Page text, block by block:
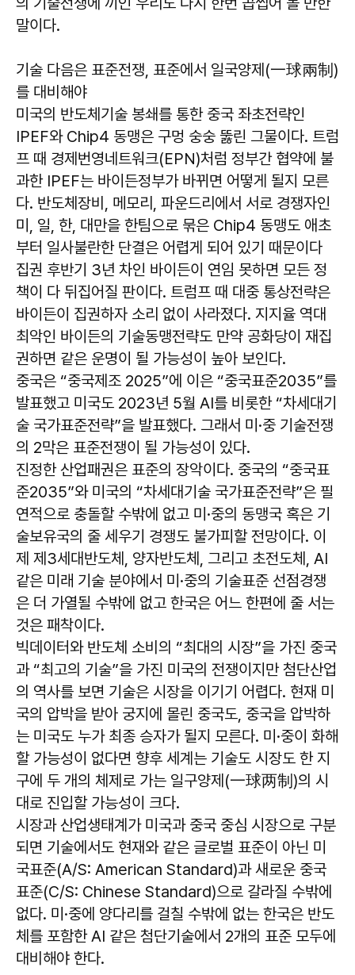
말이다.
기술 다음은 표준전쟁, 표준에서 일국양제(一球兩制)
를 대비해야
미국의 반도체기술 봉쇄를 통한 중국 좌초전략인
IPEF와 Chip4 동맹은 구멍 숭숭 뚫린 그물이다. 트럼
프 때 경제번영네트워크(EPN)처럼 정부간 협약에 불
과한 IPEF는 바이든정부가 바뀌면 어떻게 될지 모른
다. 반도체장비, 메모리, 파운드리에서 서로 경쟁자인
미, 일, 한, 대만을 한팀으로 묶은 Chip4 동맹도 애초
부터 일사불란한 단결은 어렵게 되어 있기 때문이다
집권 후반기 3년 차인 바이든이 연임 못하면 모든 정
책이 다 뒤집어질 판이다. 트럼프 때 대중 통상전략은
바이든이 집권하자 소리 없이 사라졌다. 지지율 역대
최악인 바이든의 기술동맹전략도 만약 공화당이 재집
권하면 같은 운명이 될 가능성이 높아 보인다.
중국은 “중국제조 2025”에 이은 “중국표준2035”를
발표했고 미국도 2023년 5월 AI를 비롯한 “차세대기
술 국가표준전략”을 발표했다. 그래서 미·중 기술전쟁
의 2막은 표준전쟁이 될 가능성이 있다.
진정한 산업패권은 표준의 장악이다. 중국의 “중국표
준2035”와 미국의 “차세대기술 국가표준전략”은 필
연적으로 충돌할 수밖에 없고 미·중의 동맹국 혹은 기
술보유국의 줄 세우기 경쟁도 불가피할 전망이다. 이
제 제3세대반도체, 양자반도체, 그리고 초전도체, AI
같은 미래 기술 분야에서 미·중의 기술표준 선점경쟁
은 더 가열될 수밖에 없고 한국은 어느 한편에 줄 서는
것은 패착이다.
빅데이터와 반도체 소비의 “최대의 시장”을 가진 중국
과 “최고의 기술”을 가진 미국의 전쟁이지만 첨단산업
의 역사를 보면 기술은 시장을 이기기 어렵다. 현재 미
국의 압박을 받아 궁지에 몰린 중국도, 중국을 압박하
는 미국도 누가 최종 승자가 될지 모른다. 미·중이 화해
할 가능성이 없다면 향후 세계는 기술도 시장도 한 지
구에 두 개의 체제로 가는 일구양제(一球两制)의 시
대로 진입할 가능성이 크다.
시장과 산업생태계가 미국과 중국 중심 시장으로 구분
되면 기술에서도 현재와 같은 글로벌 표준이 아닌 미
국표준(A/S: American Standard)과 새로운 중국
표준(C/S: Chinese Standard)으로 갈라질 수밖에
없다. 미·중에 양다리를 걸칠 수밖에 없는 한국은 반도
체를 포함한 AI 같은 첨단기술에서 2개의 표준 모두에
대비해야 한다.